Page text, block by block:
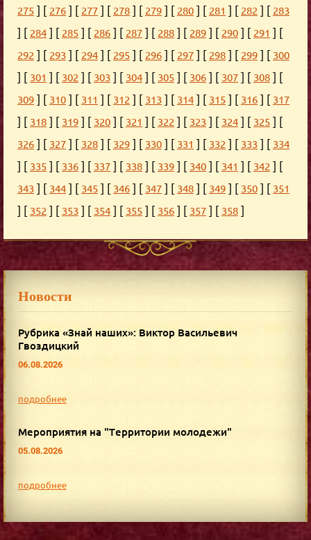
Новости
Рубрика «Знай наших»: Виктор Васильевич
Гвоздицкий
06.08.2026
подробнее
Мероприятия на "Территории молодежи"
05.08.2026
подробнее
275 ] [ 276 ] [ 277 ] [ 278 ] [ 279 ] [ 280 ] [ 281 ] [ 282 ] [ 283
] [ 284 ] [ 285 ] [ 286 ] [ 287 ] [ 288 ] [ 289 ] [ 290 ] [ 291 ] [
292 ] [ 293 ] [ 294 ] [ 295 ] [ 296 ] [ 297 ] [ 298 ] [ 299 ] [ 300
] [ 301 ] [ 302 ] [ 303 ] [ 304 ] [ 305 ] [ 306 ] [ 307 ] [ 308 ] [
309 ] [ 310 ] [ 311 ] [ 312 ] [ 313 ] [ 314 ] [ 315 ] [ 316 ] [ 317
] [ 318 ] [ 319 ] [ 320 ] [ 321 ] [ 322 ] [ 323 ] [ 324 ] [ 325 ] [
326 ] [ 327 ] [ 328 ] [ 329 ] [ 330 ] [ 331 ] [ 332 ] [ 333 ] [ 334
] [ 335 ] [ 336 ] [ 337 ] [ 338 ] [ 339 ] [ 340 ] [ 341 ] [ 342 ] [
343 ] [ 344 ] [ 345 ] [ 346 ] [ 347 ] [ 348 ] [ 349 ] [ 350 ] [ 351
] [ 352 ] [ 353 ] [ 354 ] [ 355 ] [ 356 ] [ 357 ] [ 358 ]